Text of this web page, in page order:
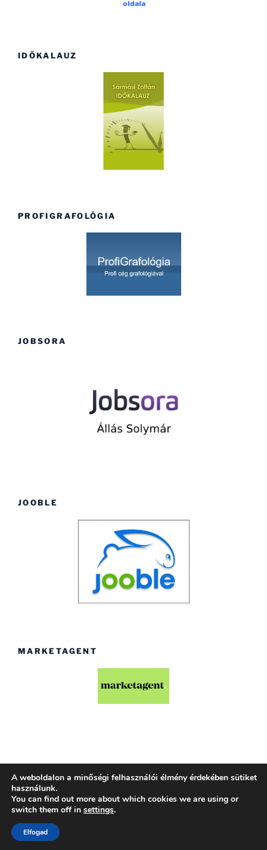
IDŐKALAUZ
PROFIGRAFOLÓGIA
JOBSORA
JOOBLE
MARKETAGENT
Köszönjük WordPress!
A weboldalon a minőségi felhasználói élmény érdekében sütiket
használunk.
You can find out more about which cookies we are using or
switch them off in settings.
Elfogad